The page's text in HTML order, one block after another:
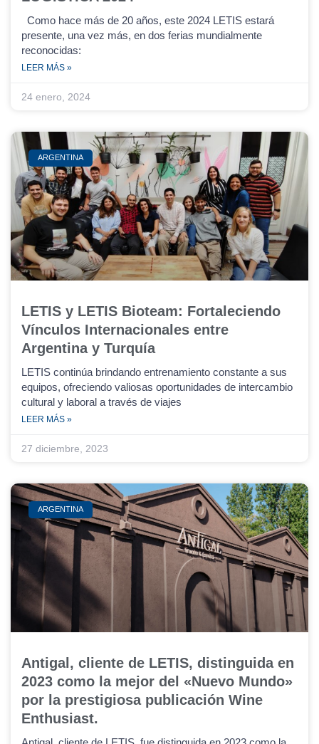
Como hace más de 20 años, este 2024 LETIS estará
presente, una vez más, en dos ferias mundialmente
reconocidas:
LEER MÁS »
24 enero, 2024
ARGENTINA
LETIS y LETIS Bioteam: Fortaleciendo
Vínculos Internacionales entre
Argentina y Turquía
LETIS continúa brindando entrenamiento constante a sus
equipos, ofreciendo valiosas oportunidades de intercambio
cultural y laboral a través de viajes
LEER MÁS »
27 diciembre, 2023
ARGENTINA
Antigal, cliente de LETIS, distinguida en
2023 como la mejor del «Nuevo Mundo»
por la prestigiosa publicación Wine
Enthusiast.